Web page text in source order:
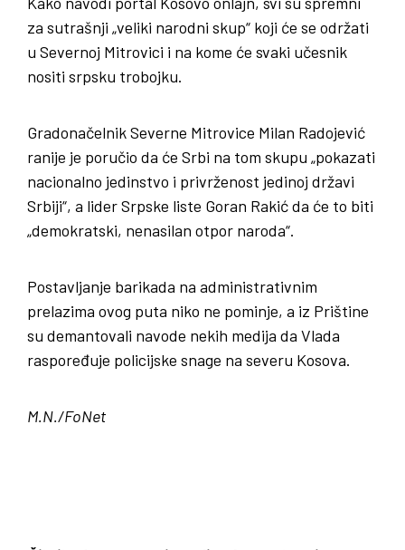
za sutrašnji „veliki narodni skup“ koji će se održati
u Severnoj Mitrovici i na kome će svaki učesnik
nositi srpsku trobojku.
Gradonačelnik Severne Mitrovice Milan Radojević
ranije je poručio da će Srbi na tom skupu „pokazati
nacionalno jedinstvo i privrženost jedinoj državi
Srbiji“, a lider Srpske liste Goran Rakić da će to biti
„demokratski, nenasilan otpor naroda“.
Postavljanje barikada na administrativnim
prelazima ovog puta niko ne pominje, a iz Prištine
su demantovali navode nekih medija da Vlada
raspoređuje policijske snage na severu Kosova.
M.N./FoNet